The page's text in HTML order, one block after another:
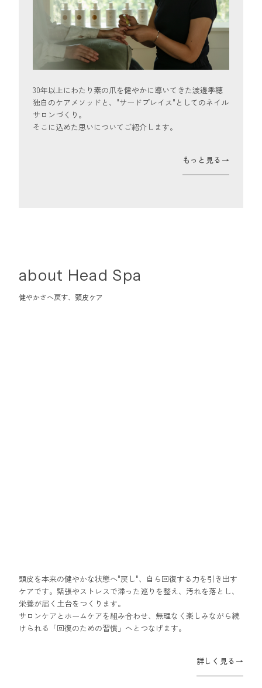
30年以上にわたり素の爪を健やかに導いてきた渡邊季穂
独自のケアメソッドと、"サードプレイス"としてのネイル
サロンづくり。
そこに込めた思いについてご紹介します。
もっと見る →
about Head Spa
健やかさへ戻す、頭皮ケア
頭皮を本来の健やかな状態へ"戻し"、自ら回復する力を引き出す
ケアです。緊張やストレスで滞った巡りを整え、汚れを落とし、
栄養が届く土台をつくります。
サロンケアとホームケアを組み合わせ、無理なく楽しみながら続
けられる「回復のための習慣」へとつなげます。
詳しく見る →